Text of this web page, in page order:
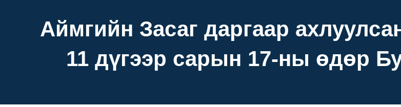
Аймгийн Засаг даргаар
11 дүгээр сарын 17-ны өдөр